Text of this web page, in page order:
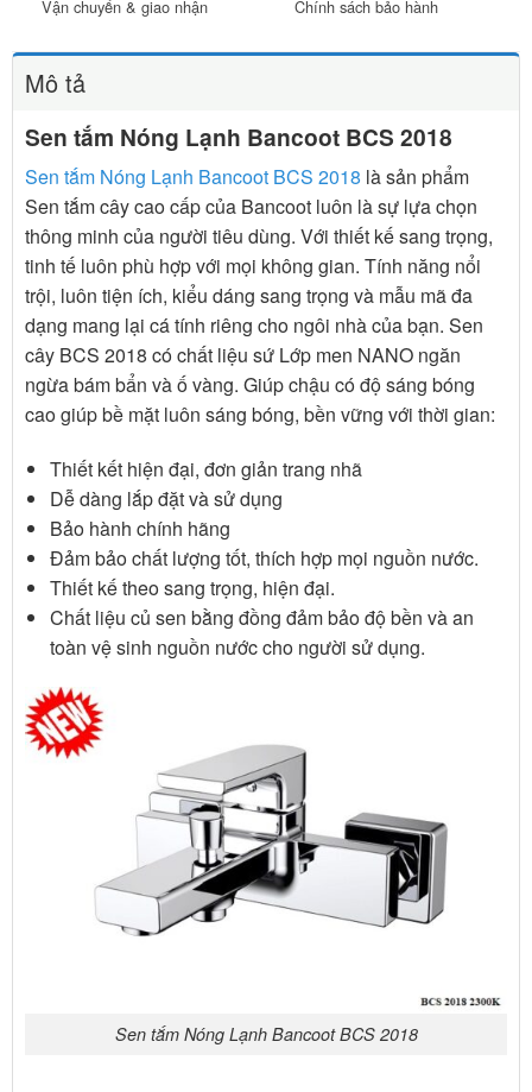
Vận chuyển & giao nhận
Chính sách bảo hành
Mô tả
Sen tắm Nóng Lạnh Bancoot BCS 2018
Sen tắm Nóng Lạnh Bancoot BCS 2018 là sản phẩm
Sen tắm cây cao cấp của Bancoot luôn là sự lựa chọn
thông minh của người tiêu dùng. Với thiết kế sang trọng,
tinh tế luôn phù hợp với mọi không gian. Tính năng nổi
trội, luôn tiện ích, kiểu dáng sang trọng và mẫu mã đa
dạng mang lại cá tính riêng cho ngôi nhà của bạn. Sen
cây BCS 2018 có chất liệu sứ Lớp men NANO ngăn
ngừa bám bẩn và ố vàng. Giúp chậu có độ sáng bóng
cao giúp bề mặt luôn sáng bóng, bền vững với thời gian:
Thiết kết hiện đại, đơn giản trang nhã
Dễ dàng lắp đặt và sử dụng
Bảo hành chính hãng
Đảm bảo chất lượng tốt, thích hợp mọi nguồn nước.
Thiết kế theo sang trọng, hiện đại.
Chất liệu củ sen bằng đồng đảm bảo độ bền và an
toàn vệ sinh nguồn nước cho người sử dụng.
Sen tắm Nóng Lạnh Bancoot BCS 2018